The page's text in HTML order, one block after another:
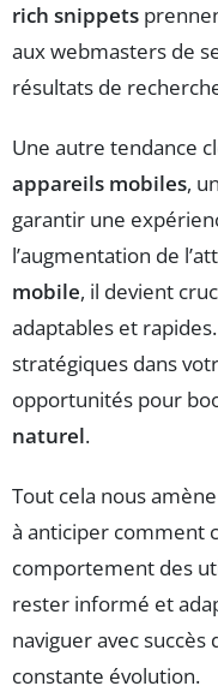
rich snippets
aux webmasters de
résultats de
Une autre tendance
appareils mobiles,
garantir une
l’augmentation de
mobile, il devient
adaptables et
stratégiques dans
opportunités pour
naturel.
Tout cela nous
à anticiper comment
comportement des
rester informé et
naviguer avec
constante évolution.